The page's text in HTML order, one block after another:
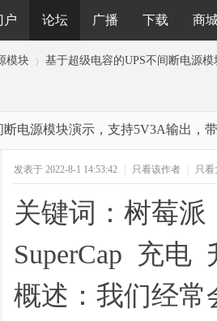
户 论坛 广播 下载 商
模块
›
基于超级电容的UPS不间断电源
断电源模块演示，支持5V3A输出，
发表于 2022-8-1 14:53:42 只看该作者 只看
关键词：树莓
SuperCap 充电
概述：我们经常